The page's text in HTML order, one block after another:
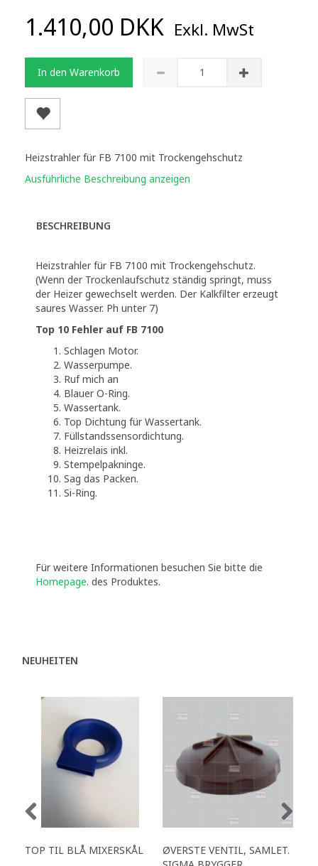
1.410,00 DKK Exkl. MwSt
In den Warenkorb
Heizstrahler für FB 7100 mit Trockengehschutz
Ausführliche Beschreibung anzeigen
BESCHREIBUNG
Heizstrahler für FB 7100 mit Trockengehschutz.
(Wenn der Trockenlaufschutz ständig springt, muss
der Heizer gewechselt werden. Der Kalkfilter erzeugt
saures Wasser. Ph unter 7)
Top 10 Fehler auf FB 7100
Schlagen Motor.
Wasserpumpe.
Ruf mich an
Blauer O-Ring.
Wassertank.
Top Dichtung für Wassertank.
Füllstandssensordichtung.
Heizrelais inkl.
Stempelpakninge.
Sag das Packen.
Si-Ring.
Für weitere Informationen besuchen Sie bitte die
Homepage. des Produktes.
NEUHEITEN
TOP TIL BLÅ MIXERSKÅL
ØVERSTE VENTIL, SAMLET.